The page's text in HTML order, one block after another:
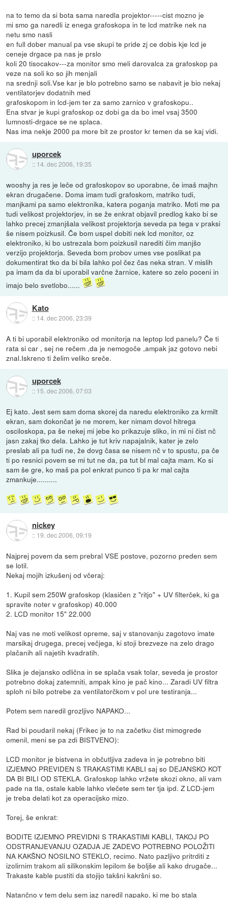
na to temo da si bota sama naredla projektor-----cist mozno je
mi smo ga naredli iz enega grafoskopa in te lcd matrike nek na
netu smo nasli
en full dober manual pa vse skupi te pride zj ce dobis kje lcd je
ceneje drgace pa nas je prslo
koli 20 tisocakov---za monitor smo meli darovalca za grafoskop pa
veze na soli ko so jih menjali
na srednji soli.Vse kar je blo potrebno samo se nabavit je bio nekaj
ventilatorjev dodatnih med
grafoskopom in lcd-jem ter za samo zarnico v grafoskopu..
Ena stvar je kupi grafoskop oz dobi ga da bo imel vsaj 3500
lumnosti-drgace se ne splaca.
Nas ima nekje 2000 pa more bit ze prostor kr temen da se kaj vidi.
uporcek
:: 14. dec 2006, 19:35
wooshy ja res je leče od grafoskopov so uporabne, če imaš majhn
ekran drugačene. Doma imam tudi grafoskom, matriko tudi,
manjkami pa samo elektronika, katera poganja matriko. Moti me pa
tudi velikost projektorjev, in se že enkrat objavil predlog kako bi se
lahko precej zmanjšala velikost projektorja seveda pa tega v praksi
še nisem poizkusil. Če bom uspel dobiti nek lcd monitor, oz
elektroniko, ki bo ustrezala bom poizkusil narediti čim manjšo
verzijo projektorja. Seveda bom probov umes vse poslikat pa
dokumentirat tko da bi bila lahko pol čez čas neka stran. V mislih
pa imam da da bi uporabil varčne žarnice, katere so zelo poceni in
imajo belo svetlobo......
Kato
:: 14. dec 2006, 23:39
A ti bi uporabil elektroniko od monitorja na leptop lcd panelu? Če ti
rata si car , sej ne rečem ,da je nemogoče ,ampak jaz gotovo nebi
znal.Iskreno ti želim veliko sreče.
uporcek
:: 15. dec 2006, 07:03
Ej kato. Jest sem sam doma skorej da naredu elektroniko za krmilt
ekran, sam dokončat je ne morem, ker nimam dovol hitrega
osciloskopa, pa še nekej mi jebe ko prikazuje sliko, in mi ni čist nč
jasn zakaj tko dela. Lahko je tut kriv napajalnik, kater je zelo
preslab ali pa tudi ne, že dovg časa se nisem nč v to spustu, pa če
ti po resnici povem se mi tut ne da, pa tut bl mal cajta mam. Ko si
sam še gre, ko maš pa pol enkrat punco ti pa kr mal cajta
zmankuje..........
nickey
:: 19. dec 2006, 09:19
Najprej povem da sem prebral VSE postove, pozorno preden sem
se lotil.
Nekaj mojih izkušenj od včeraj:
1. Kupil sem 250W grafoskop (klasičen z "ritjo" + UV filterček, ki ga
spravite noter v grafoskop) 40.000
2. LCD monitor 15" 22.000
Naj vas ne moti velikost opreme, saj v stanovanju zagotovo imate
marsikaj drugega, precej večjega, ki stoji brezveze na zelo drago
plačanih ali najetih kvadratih.
Slika je dejansko odlična in se splača vsak tolar, seveda je prostor
potrebno dokaj zatemniti, ampak kino je pač kino... Zaradi UV filtra
sploh ni bilo potrebe za ventilatorčkom v pol ure testiranja...
Potem sem naredil grozljivo NAPAKO...
Rad bi poudaril nekaj (Frikec je to na začetku čist mimogrede
omenil, meni se pa zdi BISTVENO):
LCD monitor je bistvena in občutljiva zadeva in je potrebno biti
IZJEMNO PREVIDEN S TRAKASTIMI KABLI saj so DEJANSKO KOT
DA BI BILI OD STEKLA. Grafoskop lahko vržete skozi okno, ali vam
pade na tla, ostale kable lahko vlečete sem ter tja ipd. Z LCD-jem
je treba delati kot za operacijsko mizo.
Torej, še enkrat:
BODITE IZJEMNO PREVIDNI S TRAKASTIMI KABLI, TAKOJ PO
ODSTRANJEVANJU OZADJA JE ZADEVO POTREBNO POLOŽITI
NA KAKŠNO NOSILNO STEKLO, recimo. Nato pazljivo pritrditi z
izolirnim trakom ali silikonskim lepilom še boljše ali kako drugače...
Trakaste kable pustiti da stojijo takšni kakršni so.
Natančno v tem delu sem jaz naredil napako, ki me bo stala